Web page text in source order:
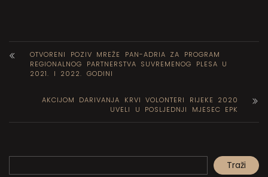
OTVORENI POZIV MREŽE PAN-ADRIA ZA PROGRAM
REGIONALNOG PARTNERSTVA SUVREMENOG PLESA U
2021. I 2022. GODINI
AKCIJOM DARIVANJA KRVI VOLONTERI RIJEKE 2020
UVELI U POSLJEDNJI MJESEC EPK
Pretraga Traži